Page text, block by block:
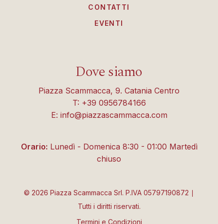
CONTATTI
EVENTI
Dove siamo
Piazza Scammacca, 9. Catania Centro
T: +39 0956784166
E: info@piazzascammacca.com
Orario: Lunedì - Domenica 8:30 - 01:00 Martedì
chiuso
© 2026 Piazza Scammacca Srl. P.IVA 05797190872 ∣
Tutti i diritti riservati.
Termini e Condizioni